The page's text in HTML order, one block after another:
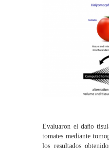
Evaluaron el daño
tomates mediante
los resultados